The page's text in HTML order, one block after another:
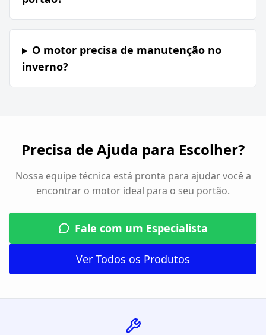
O motor precisa de manutenção no
inverno?
Precisa de Ajuda para Escolher?
Nossa equipe técnica está pronta para ajudar você a
encontrar o motor ideal para o seu portão.
Fale com um Especialista
Ver Todos os Produtos